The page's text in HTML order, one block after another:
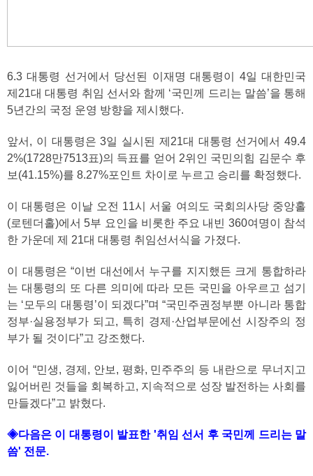
6.3 대통령 선거에서 당선된 이재명 대통령이 4일 대한민국
제21대 대통령 취임 선서와 함께 ‘국민께 드리는 말씀’을 통해
5년간의 국정 운영 방향을 제시했다.
앞서, 이 대통령은 3일 실시된 제21대 대통령 선거에서 49.4
2%(1728만7513표)의 득표를 얻어 2위인 국민의힘 김문수 후
보(41.15%)를 8.27%포인트 차이로 누르고 승리를 확정했다.
이 대통령은 이날 오전 11시 서울 여의도 국회의사당 중앙홀
(로텐더홀)에서 5부 요인을 비롯한 주요 내빈 360여명이 참석
한 가운데 제 21대 대통령 취임선서식을 가졌다.
이 대통령은 “이번 대선에서 누구를 지지했든 크게 통합하라
는 대통령의 또 다른 의미에 따라 모든 국민을 아우르고 섬기
는 ‘모두의 대통령’이 되겠다”며 “국민주권정부뿐 아니라 통합
정부·실용정부가 되고, 특히 경제·산업부문에선 시장주의 정
부가 될 것이다”고 강조했다.
이어 “민생, 경제, 안보, 평화, 민주주의 등 내란으로 무너지고
잃어버린 것들을 회복하고, 지속적으로 성장 발전하는 사회를
만들겠다”고 밝혔다.
◈다음은 이 대통령이 발표한 '취임 선서 후 국민께 드리는 말
씀' 전문.